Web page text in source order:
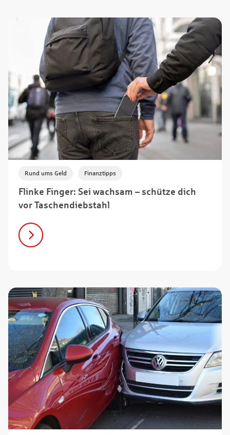
Flinke Finger: Sei wachsam – schütze dich
vor Taschendiebstahl
Rund ums Geld Finanztipps